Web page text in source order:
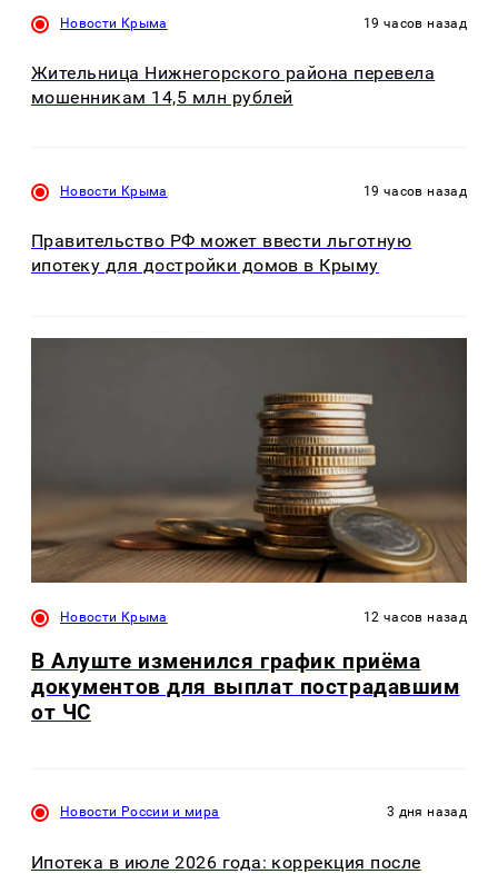
Новости Крыма 19 часов назад
Жительница Нижнегорского района перевела
мошенникам 14,5 млн рублей
Новости Крыма 19 часов назад
Правительство РФ может ввести льготную
ипотеку для достройки домов в Крыму
Новости Крыма 12 часов назад
В Алуште изменился график приёма
документов для выплат пострадавшим
от ЧС
Новости России и мира 3 дня назад
Ипотека в июле 2026 года: коррекция после